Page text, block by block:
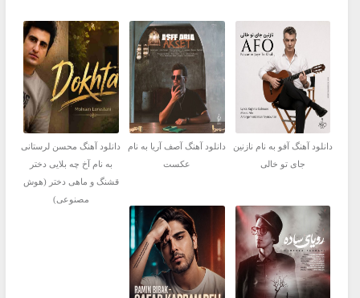
دانلود آهنگ آفو به نام نازنین
جای تو خالی
دانلود آهنگ آصف آریا به نام
عکست
دانلود آهنگ محسن لرستانی
به نام آخ چه بلایی دختر
قشنگ و ماهی دختر (هوش
مصنوعی)